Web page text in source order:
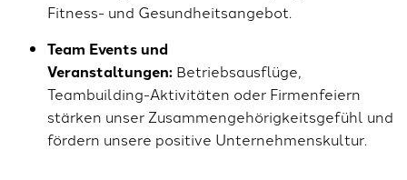
Fitness- und Gesundheitsangebot.
Team Events und
Veranstaltungen: Betriebsausflüge,
Teambuilding-Aktivitäten oder Firmenfeiern
stärken unser Zusammengehörigkeitsgefühl und
fördern unsere positive Unternehmenskultur.